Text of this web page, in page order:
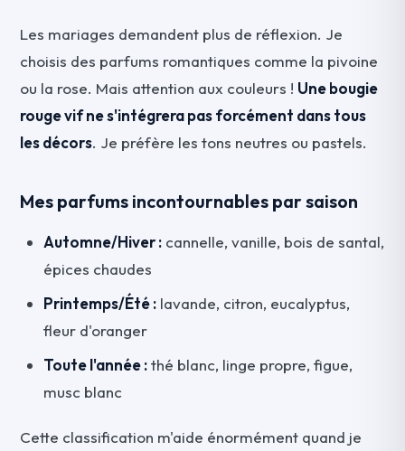
Les mariages demandent plus de réflexion. Je
choisis des parfums romantiques comme la pivoine
ou la rose. Mais attention aux couleurs ! Une bougie
rouge vif ne s'intégrera pas forcément dans tous
les décors. Je préfère les tons neutres ou pastels.
Mes parfums incontournables par saison
Automne/Hiver : cannelle, vanille, bois de santal,
épices chaudes
Printemps/Été : lavande, citron, eucalyptus,
fleur d'oranger
Toute l'année :thé blanc, linge propre, figue,
musc blanc
Cette classification m'aide énormément quand je